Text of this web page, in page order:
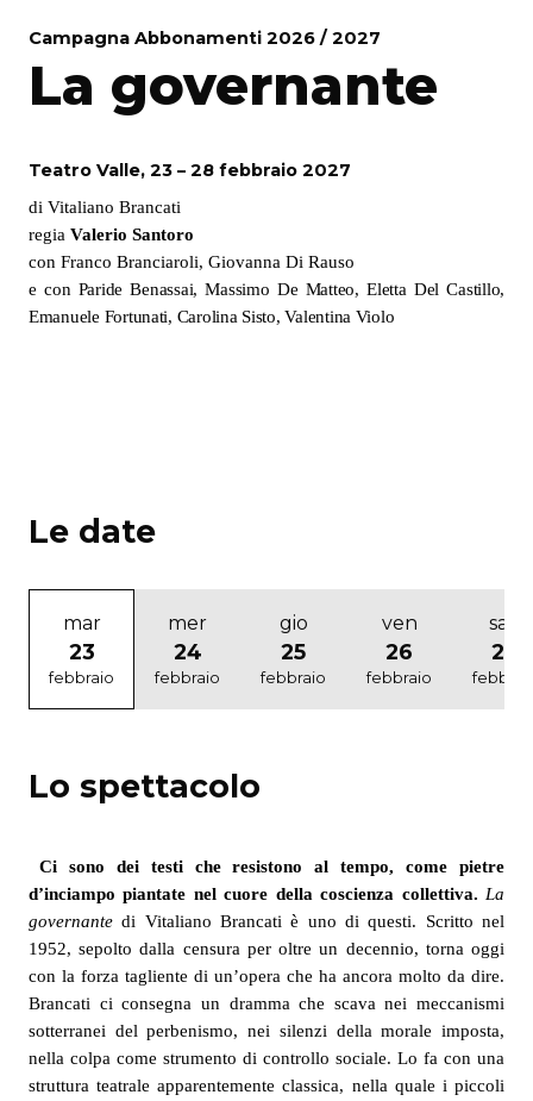
Campagna Abbonamenti 2026 / 2027
La governante
Teatro Valle, 23 – 28 febbraio 2027
di Vitaliano Brancati
regia Valerio Santoro
con Franco Branciaroli, Giovanna Di Rauso
e con Paride Benassai, Massimo De Matteo, Eletta Del Castillo,
Emanuele Fortunati, Carolina Sisto, Valentina Violo
Lo spettacolo
Ci sono dei testi che resistono al tempo, come pietre
d’inciampo piantate nel cuore della coscienza collettiva. La
governante di Vitaliano Brancati è uno di questi. Scritto nel
1952, sepolto dalla censura per oltre un decennio, torna oggi
con la forza tagliente di un’opera che ha ancora molto da dire.
Brancati ci consegna un dramma che scava nei meccanismi
sotterranei del perbenismo, nei silenzi della morale imposta,
nella colpa come strumento di controllo sociale. Lo fa con una
struttura teatrale apparentemente classica, nella quale i piccoli
Le date
mar
23
febbraio
mer
24
febbraio
gio
25
febbraio
ven
26
febbraio
sab
27